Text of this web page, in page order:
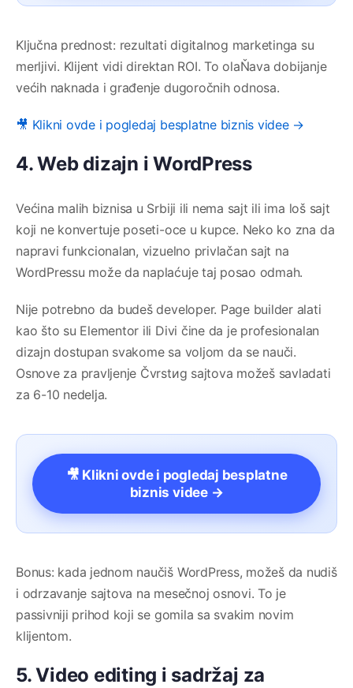
Ključna prednost: rezultati digitalnog marketinga su
merljivi. Klijent vidi direktan ROI. To olaŇava dobijanje
većih naknada i građenje dugoročnih odnosa.
🎥 Klikni ovde i pogledaj besplatne biznis videe →
4. Web dizajn i WordPress
Većina malih biznisa u Srbiji ili nema sajt ili ima loš sajt
koji ne konvertuje poseti-oce u kupce. Neko ko zna da
napravi funkcionalan, vizuelno privlačan sajt na
WordPressu može da naplaćuje taj posao odmah.
Nije potrebno da budeš developer. Page builder alati
kao što su Elementor ili Divi čine da je profesionalan
dizajn dostupan svakome sa voljom da se nauči.
Osnove za pravljenje Čvrstиg sajtova možeš savladati
za 6-10 nedelja.
🎥 Klikni ovde i pogledaj besplatne
biznis videe →
Bonus: kada jednom naučiš WordPress, možeš da nudiš
i odrzavanje sajtova na mesečnoj osnovi. To je
passivniji prihod koji se gomila sa svakim novim
klijentom.
5. Video editing i sadržaj za